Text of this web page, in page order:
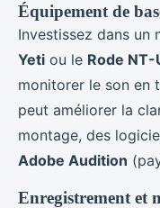
Équipement de
Investissez dans un
Yeti ou le Rode NT-
monitorer le son en
peut améliorer la
montage, des
Adobe Audition
Enregistrement et